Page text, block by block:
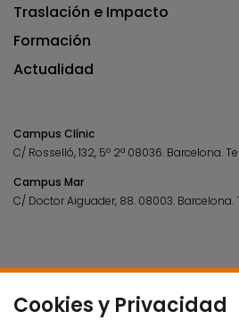
Cookies y Privacidad
Traslación e Impacto
Formación
Actualidad
Campus Clínic
C/ Rosselló, 132, 5º 2ª 08036. Barcelona.
Campus Mar
C/ Doctor Aiguader, 88. 08003. Barcelona.